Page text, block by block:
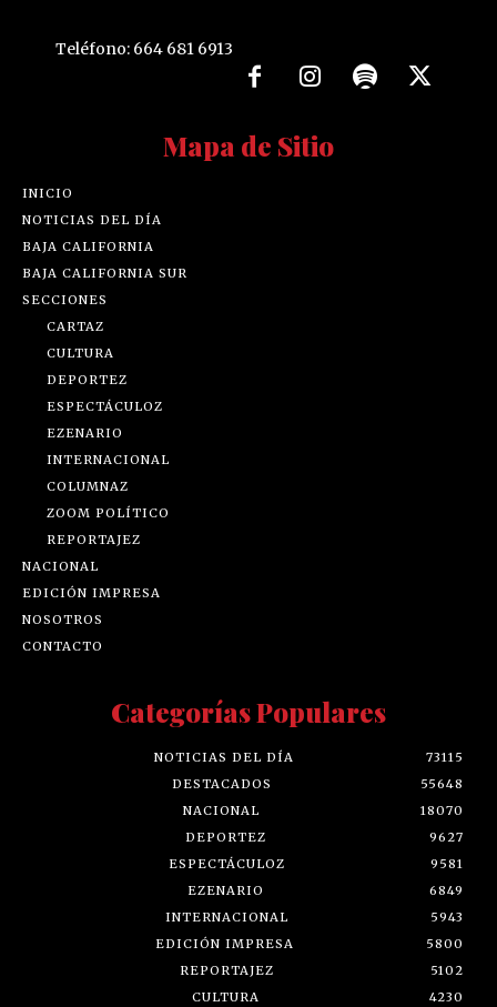
Teléfono: 664 681 6913
Mapa de Sitio
INICIO
NOTICIAS DEL DÍA
BAJA CALIFORNIA
BAJA CALIFORNIA SUR
SECCIONES
CARTAZ
CULTURA
DEPORTEZ
ESPECTÁCULOZ
EZENARIO
INTERNACIONAL
COLUMNAZ
ZOOM POLÍTICO
REPORTAJEZ
NACIONAL
EDICIÓN IMPRESA
NOSOTROS
CONTACTO
Categorías Populares
NOTICIAS DEL DÍA
73115
DESTACADOS
55648
NACIONAL
18070
DEPORTEZ
9627
ESPECTÁCULOZ
9581
EZENARIO
6849
INTERNACIONAL
5943
EDICIÓN IMPRESA
5800
REPORTAJEZ
5102
CULTURA
4230